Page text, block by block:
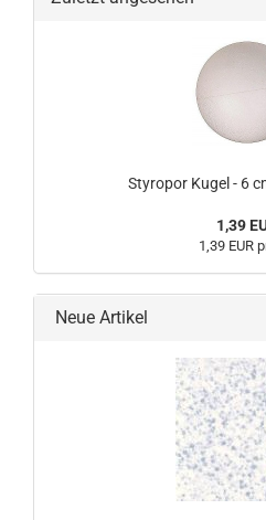
Styropor Kugel - 6
1,39
1,39 EUR
Neue Artikel